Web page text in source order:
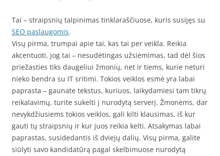
Tai – straipsnių talpinimas tinklaraščiuose, kuris susijęs su
SEO paslaugomis.
Visų pirma, trumpai apie tai, kas tai per veikla. Reikia
akcentuoti, jog tai – nesudėtingas užsiėmimas, tad dėl šios
priežasties tiks daugeliui žmonių, net ir tiems, kurie neturi
nieko bendra su IT sritimi. Tokios veiklos esmė yra labai
paprasta – gaunate tekstus, kuriuos, laikydamiesi tam tikrų
reikalavimų, turite sukelti į nurodytą serverį. Žmonėms, dar
nevykdžiusiems tokios veiklos, gali kilti klausimas, iš kur
gauti tų straipsnių ir kur juos reikia kelti. Atsakymas labai
paprastas, susidedantis iš dviejų dalių. Visų pirma, galite
siūlyti savo kandidatūrą pagal skelbimuose nurodytą